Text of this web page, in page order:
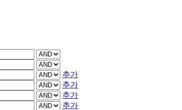
추가
추가
추가
추가